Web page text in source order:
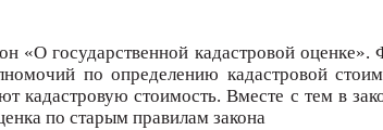
«О государственной кадастровой оценке».
по определению кадастровой
кадастровую стоимость. Вместе с тем в
по старым правилам закона